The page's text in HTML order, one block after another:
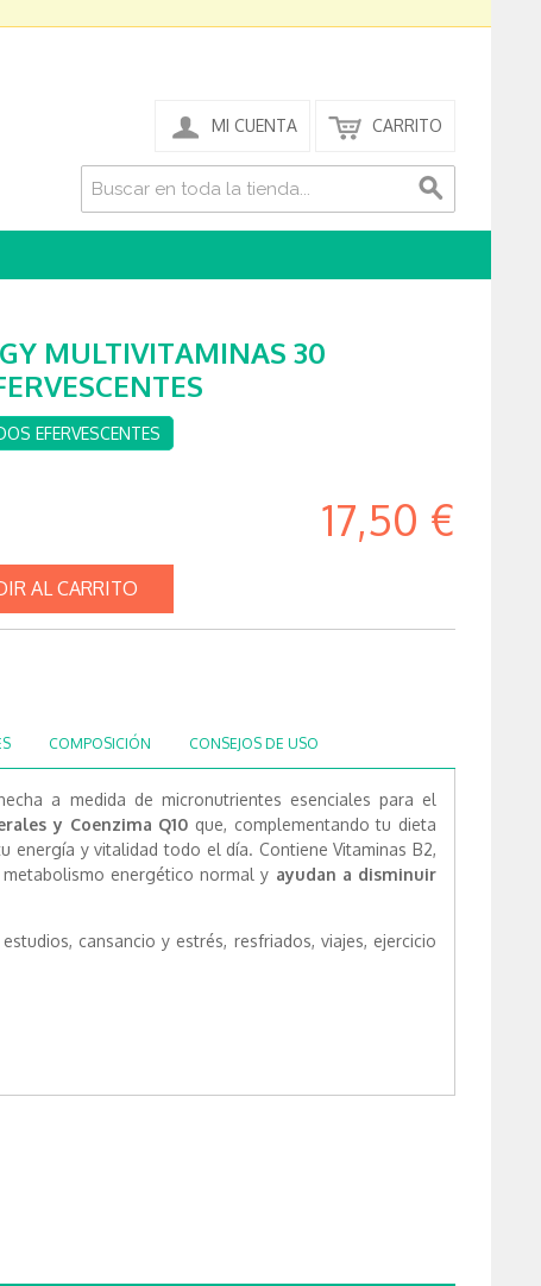
MI CUENTA CARRITO
MULTIVITAMINAS 30
EFERVESCENTES
17,50 €
AL CARRITO
COMPOSICIÓN CONSEJOS DE USO
a medida de micronutrientes esenciales para el
y Coenzima Q10 que, complementando tu dieta
energía y vitalidad todo el día. Contiene Vitaminas B2,
energético normal y ayudan a disminuir
cansancio y estrés, resfriados, viajes, ejercicio